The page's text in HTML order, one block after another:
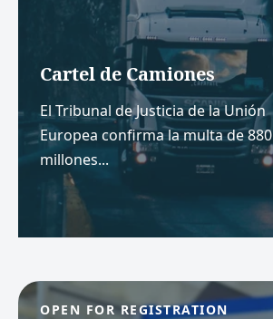
Cartel de Camiones
El Tribunal de Justicia de la Unión
Europea confirma la multa de 880
millones...
OPEN FOR REGISTRATION